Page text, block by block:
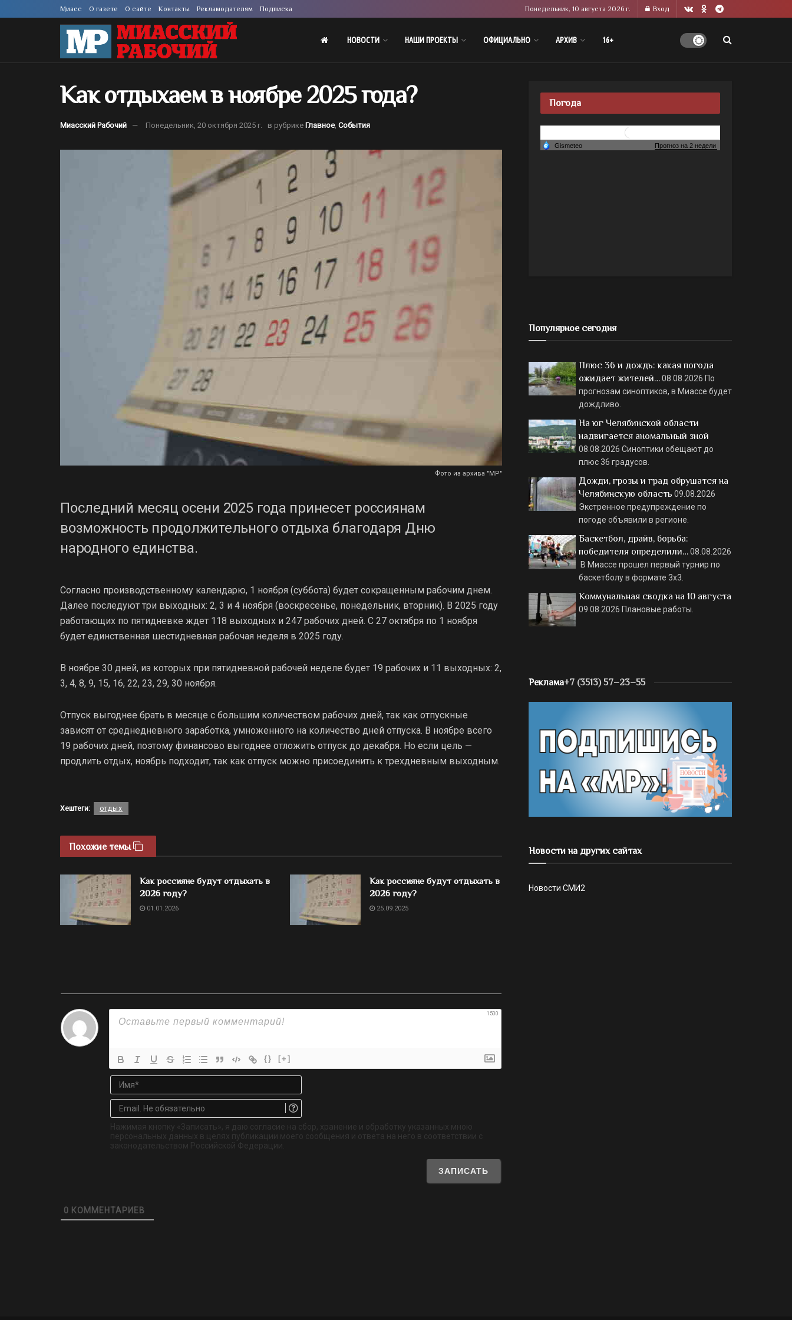
Миасс О газете О сайте Контакты Рекламодателям Подписка Понедельник, 10 августа 2026 г. Вход
НОВОСТИ НАШИ ПРОЕКТЫ ОФИЦИАЛЬНО АРХИВ 16+
Как отдыхаем в ноябре 2025 года?
Миасский Рабочий Понедельник, 20 октября 2025 г. в рубрике Главное, События
Фото из архива "МР"
Последний месяц осени 2025 года принесет россиянам
возможность продолжительного отдыха благодаря Дню
народного единства.
Согласно производственному календарю, 1 ноября (суббота) будет сокращенным рабочим днем.
Далее последуют три выходных: 2, 3 и 4 ноября (воскресенье, понедельник, вторник). В 2025 году
работающих по пятидневке ждет 118 выходных и 247 рабочих дней. С 27 октября по 1 ноября
будет единственная шестидневная рабочая неделя в 2025 году.
В ноябре 30 дней, из которых при пятидневной рабочей неделе будет 19 рабочих и 11 выходных: 2,
3, 4, 8, 9, 15, 16, 22, 23, 29, 30 ноября.
Отпуск выгоднее брать в месяце с большим количеством рабочих дней, так как отпускные
зависят от среднедневного заработка, умноженного на количество дней отпуска. В ноябре всего
19 рабочих дней, поэтому финансово выгоднее отложить отпуск до декабря. Но если цель —
продлить отдых, ноябрь подходит, так как отпуск можно присоединить к трехдневным выходным.
Хештеги: отдых
Похожие темы
Как россияне будут отдыхать в
2026 году?
01.01.2026
Как россияне будут отдыхать в
2026 году?
25.09.2025
1500
{} [+]
Имя*
Email.
обязательно
Нажимая кнопку «Записать», я даю согласие на сбор, хранение и обработку указанных мною
персональных данных в целях публикации моего сообщения и ответа на него в соответствии с
законодательством Российской Федерации.
0 КОММЕНТАРИЕВ
Погода
Популярное сегодня
Плюс 36 и дождь: какая погода
ожидает жителей…08.08.2026 По
прогнозам синоптиков, в Миассе будет
дождливо.
На юг Челябинской области
надвигается аномальный зной
08.08.2026 Синоптики обещают до
плюс 36 градусов.
Дожди, грозы и град обрушатся на
Челябинскую область 09.08.2026
Экстренное предупреждение по
погоде объявили в регионе.
Баскетбол, драйв, борьба:
победителя определили…08.08.2026
В Миассе прошел первый турнир по
баскетболу в формате 3х3.
Коммунальная сводка на 10 августа
09.08.2026 Плановые работы.
Реклама+7 (3513) 57–23–55
Новости на других сайтах
Новости СМИ2